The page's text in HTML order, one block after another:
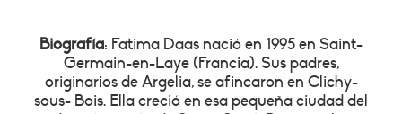
Biografía: Fatima Daas nació en 1995 en Saint-
Germain-en-Laye (Francia). Sus padres,
originarios de Argelia, se afincaron en Clichy-
sous- Bois. Ella creció en esa pequeña ciudad del